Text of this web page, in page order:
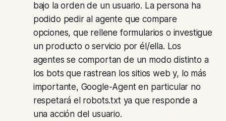
bajo la orden de un usuario. La persona ha
podido pedir al agente que compare
opciones, que rellene formularios o investigue
un producto o servicio por él/ella. Los
agentes se comportan de un modo distinto a
los bots que rastrean los sitios web y, lo más
importante, Google-Agent en particular no
respetará el robots.txt ya que responde a
una acción del usuario.